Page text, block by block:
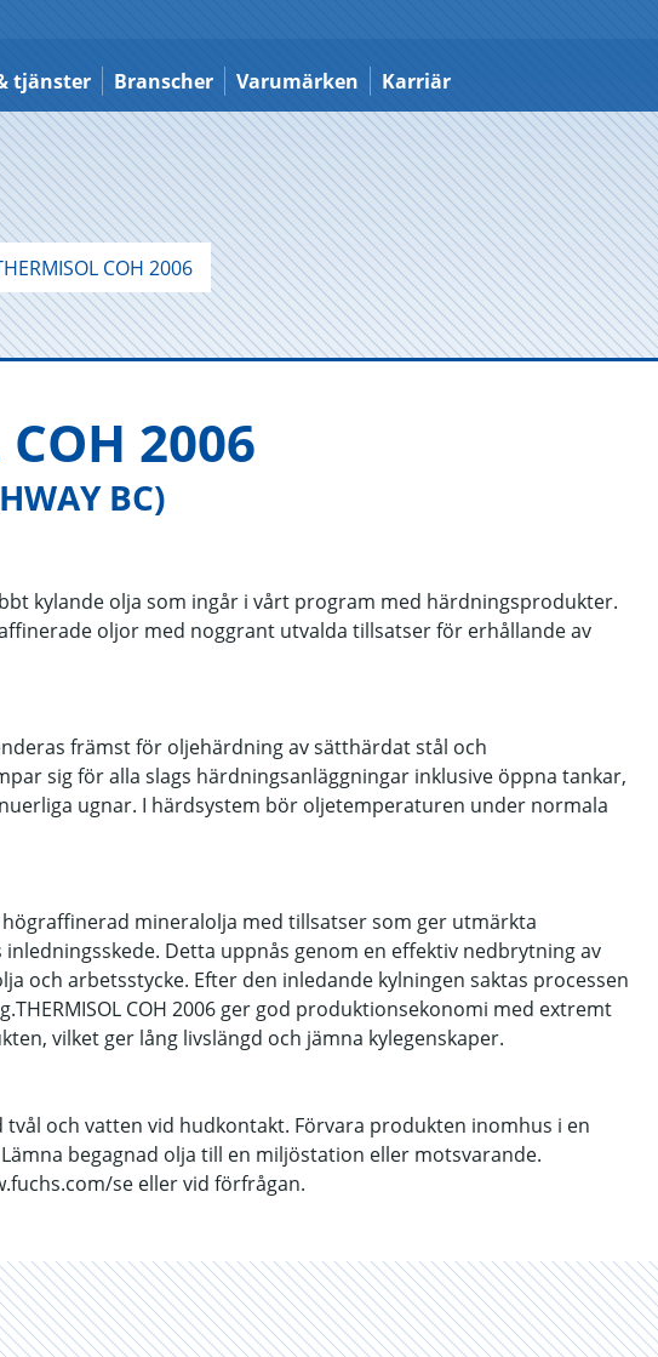
tjänster Branscher Varumärken Karriär
COH 2006
2006
BC)
kylande olja som ingår i vårt program med härdningsprodukter.
oljor med noggrant utvalda tillsatser för erhållande av
främst för oljehärdning av sätthärdat stål och
sig för alla slags härdningsanläggningar inklusive öppna tankar,
ugnar. I härdsystem bör oljetemperaturen under normala
högraffinerad mineralolja med tillsatser som ger utmärkta
Detta uppnås genom en effektiv nedbrytning av
och arbetsstycke. Efter den inledande kylningen saktas processen
COH 2006 ger god produktionsekonomi med extremt
vilket ger lång livslängd och jämna kylegenskaper.
och vatten vid hudkontakt. Förvara produkten inomhus i en
begagnad olja till en miljöstation eller motsvarande.
se eller vid förfrågan.